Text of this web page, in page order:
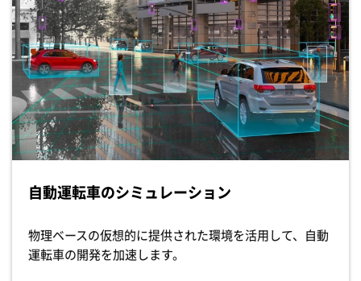
自動運転車のシミュレーション
物理ベースの仮想的に提供された環境を活用して、自動
運転車の開発を加速します。